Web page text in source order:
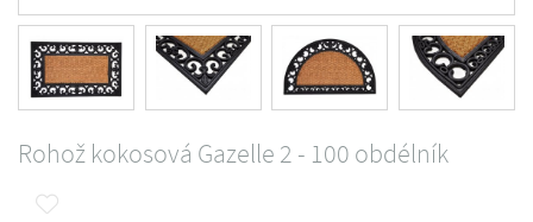
Rohož kokosová Gazelle 2 - 100 obdélník